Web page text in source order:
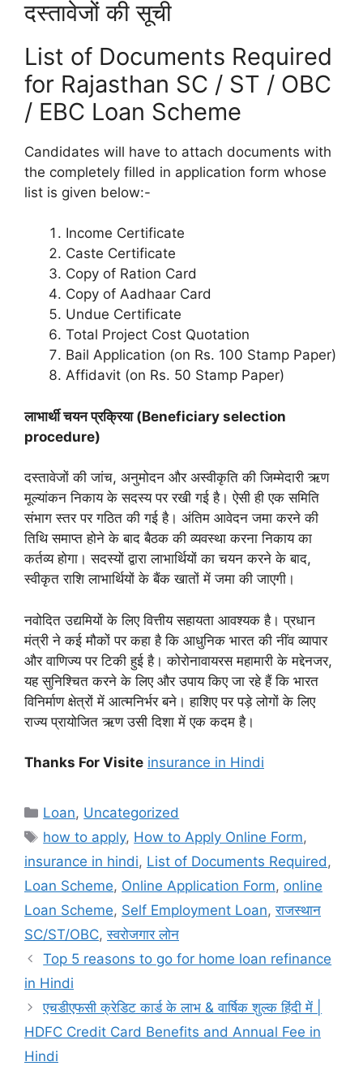
दस्तावेजों की सूची
List of Documents Required
for Rajasthan SC / ST / OBC
/ EBC Loan Scheme
Candidates will have to attach documents with
the completely filled in application form whose
list is given below:-
Income Certificate
Caste Certificate
Copy of Ration Card
Copy of Aadhaar Card
Undue Certificate
Total Project Cost Quotation
Bail Application (on Rs. 100 Stamp Paper)
Affidavit (on Rs. 50 Stamp Paper)
लाभार्थी चयन प्रक्रिया (Beneficiary selection
procedure)
दस्तावेजों की जांच, अनुमोदन और अस्वीकृति की जिम्मेदारी ऋण
मूल्यांकन निकाय के सदस्य पर रखी गई है। ऐसी ही एक समिति
संभाग स्तर पर गठित की गई है। अंतिम आवेदन जमा करने की
तिथि समाप्त होने के बाद बैठक की व्यवस्था करना निकाय का
कर्तव्य होगा। सदस्यों द्वारा लाभार्थियों का चयन करने के बाद,
स्वीकृत राशि लाभार्थियों के बैंक खातों में जमा की जाएगी।
नवोदित उद्यमियों के लिए वित्तीय सहायता आवश्यक है। प्रधान
मंत्री ने कई मौकों पर कहा है कि आधुनिक भारत की नींव व्यापार
और वाणिज्य पर टिकी हुई है। कोरोनावायरस महामारी के मद्देनजर,
यह सुनिश्चित करने के लिए और उपाय किए जा रहे हैं कि भारत
विनिर्माण क्षेत्रों में आत्मनिर्भर बने। हाशिए पर पड़े लोगों के लिए
राज्य प्रायोजित ऋण उसी दिशा में एक कदम है।
Thanks For Visite insurance in Hindi
Categories
Loan, Uncategorized
Tags
how to apply, How to Apply Online Form,
insurance in hindi, List of Documents Required,
Loan Scheme, Online Application Form, online
Loan Scheme, Self Employment Loan,राजस्थान
SC/ST/OBC,स्वरोजगार लोन
Top 5 reasons to go for home loan refinance
in Hindi
एचडीएफसी क्रेडिट कार्ड के लाभ & वार्षिक शुल्क हिंदी में |
HDFC Credit Card Benefits and Annual Fee in
Hindi